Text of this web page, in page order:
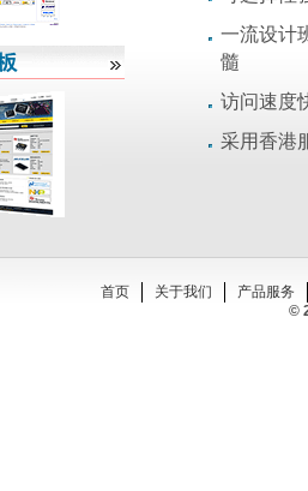
一流设计
髓
访问速度
采用香港
首页 关于我们
产品服务
©